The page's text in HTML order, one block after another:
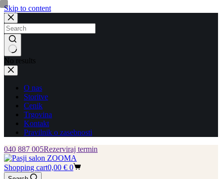
Skip to content
No results
O nas
Storitve
Cenik
Trgovina
Kontakt
Pravilnik o zasebnosti
040 887 005Rezerviraj termin
Shopping cart0,00 € 0